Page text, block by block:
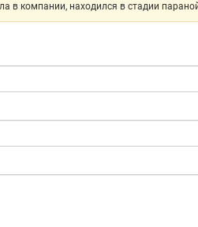
в компании, находился в стадии